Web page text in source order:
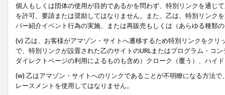
個人もしくは団体の使用が目的であるかを問わず、特別リンクを通じ
を許可、要請または奨励してはなりません。また、乙は、特別リンク
バー紹介イベント行為の実施、または再販売もしくは（あらゆる種類
(v) 乙は、お客様がアマゾン・サイトへ遷移するため特別リンクをク
で、特別リンクが設置された乙のサイトのURLまたはプログラム・コ
ダイレクトページの利用によるものも含め）クローク（覆う）、ハイ
(w) 乙はアマゾン・サイトへのリンクであることが不明瞭になる方法
レースメントを使用してはなりません。